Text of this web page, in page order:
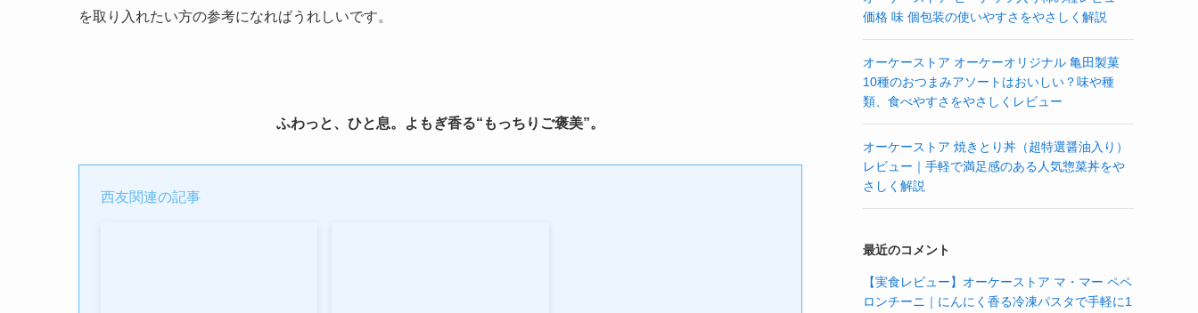
を取り入れたい方の参考になればうれしいです。
ふわっと、ひと息。よもぎ香る“もっちりご褒美”。
西友関連の記事
価格 味 個包装の使いやすさをやさしく解説
オーケーストア オーケーオリジナル 亀田製菓
10種のおつまみアソートはおいしい？味や種
類、食べやすさをやさしくレビュー
オーケーストア 焼きとり丼（超特選醤油入り）
レビュー｜手軽で満足感のある人気惣菜丼をや
さしく解説
最近のコメント
【実食レビュー】オーケーストア マ・マー ペペ
ロンチーニ｜にんにく香る冷凍パスタで手軽に1